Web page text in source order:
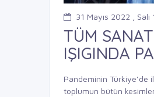
31 Mayıs 2022 , Salı
TÜM
IŞIGINDA
Pandeminin
toplumun bütün